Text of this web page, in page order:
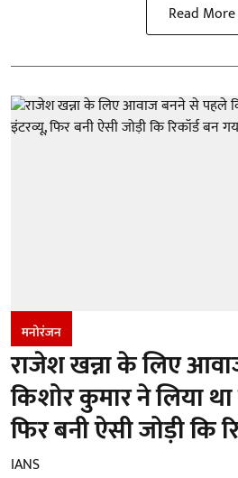
Read More
मनोरंजन
राजेश खन्ना के लिए
किशोर कुमार ने लिया
फिर बनी ऐसी जोड़ी कि
IANS